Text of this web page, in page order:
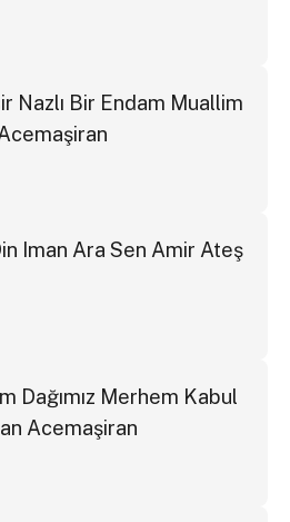
Nazlı Bir Endam Muallim
Iman Ara Sen Amir Ateş
Dağımız Merhem Kabul
Acemaşiran